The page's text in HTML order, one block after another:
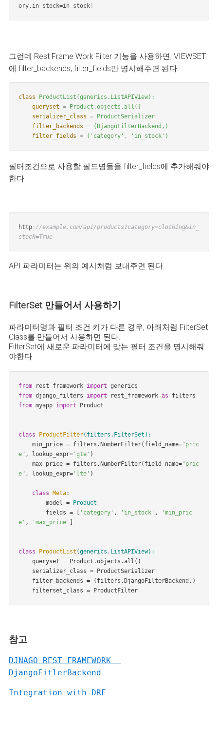
ory,in_stock=in_stock)
그런데 Rest Frame Work Filter 기능을 사용하면, VIEWSET
에 filter_backends, filter_fields만 명시해주면 된다.
class ProductList (generics . ListAPIView):
queryset = Product .objects . all ()
serializer_class =
ProductSerializer
filter_backends = ( DjangoFilterBackend ,)
filter_fields = ( 'category' , 'in_stock' )
필터조건으로 사용할 필드명들을 filter_fields에 추가해줘야
한다.
http : //example.com/api/products?category=clothing&in_
stock=True
API 파라미터는 위의 예시처럼 보내주면 된다.
FilterSet 만들어서 사용하기
파라미터명과 필터 조건 키가 다른 경우, 아래처럼 FilterSet
Class를 만들어서 사용하면 된다.
FilterSet에 새로운 파라미터에 맞는 필터 조건을 명시해줘
야한다.
from rest_framework import
from django_filters import rest_framework as
from myapp import Product
class ProductFilter(filters.FilterSet) :
min_price = filters.NumberFilter(field_name="pric
e" , lookup_expr= 'gte' )
    max_price = filters.NumberFilter(field_name=
"pric
e" , lookup_expr= 'lte' )
class Meta:
        model =
Product
        fields = [
'category' , 'in_stock' ,
'min_pric
e' , 'max_price'
class ProductList (generics.ListAPIView) :
    filterset_class = ProductFilter
참고
DJNAGO REST FRAMEWORK -
DjangoFitlerBackend
Integration with DRF